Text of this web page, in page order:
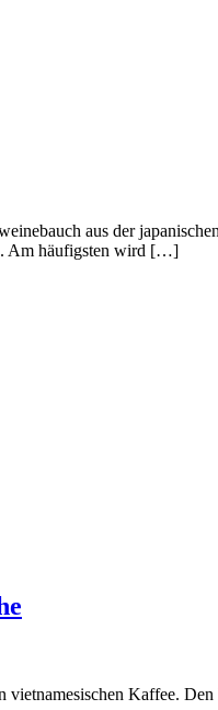
aus der
Am häufigsten wird […]
Kaffee.